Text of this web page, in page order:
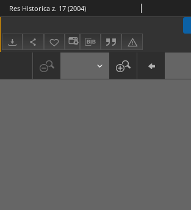
Res Historica z. 17 (2004)